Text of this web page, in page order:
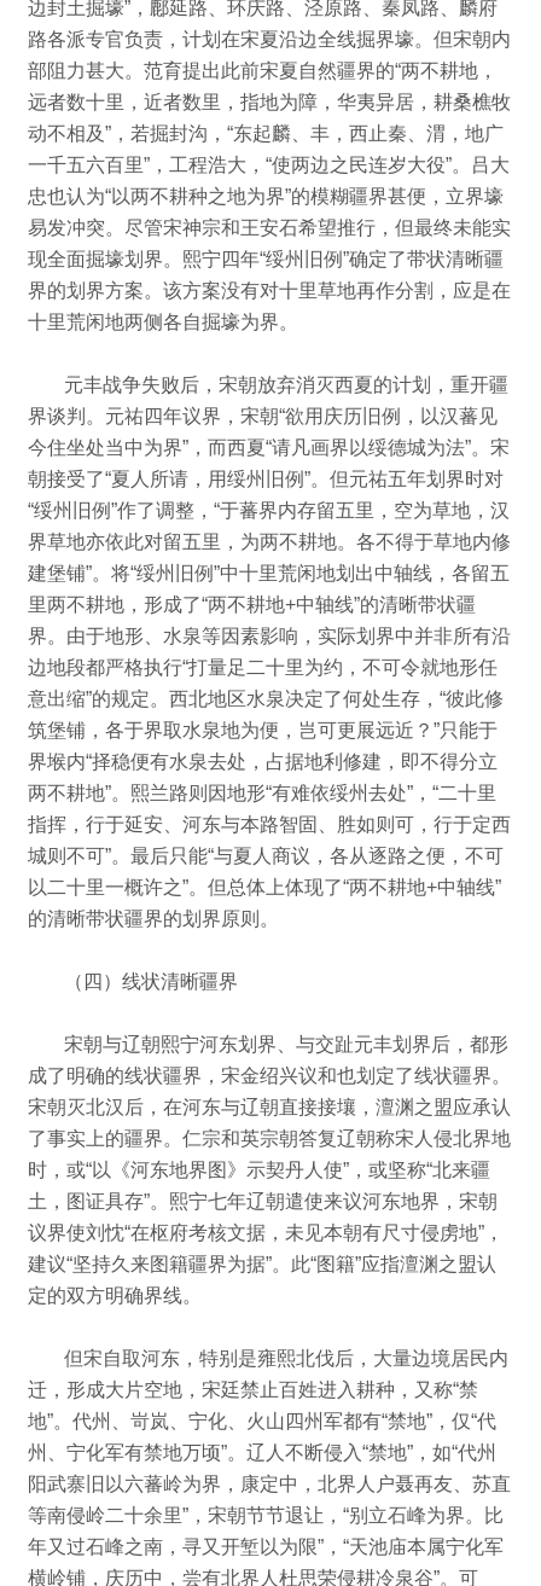
边封土掘壕”，鄜延路、环庆路、泾原路、秦凤路、麟府
路各派专官负责，计划在宋夏沿边全线掘界壕。 但宋朝内
部阻力甚大。 范育提出此前宋夏自然疆界的“两不耕地，
远者数十里，近者数里，指地为障，华夷异居，耕桑樵牧
动不相及”，若掘封沟，“东起麟、丰，西止秦、渭，地广
一千五六百里”，工程浩大，“使两边之民连岁大役”。
吕大
忠也认为“以两不耕种之地为界”的模糊疆界甚便，立界壕
易发冲突。 尽管宋神宗和王安石希望推行，但最终未能实
现全面掘壕划界。 熙宁四年“绥州旧例”确定了带状清晰疆
界的划界方案。 该方案没有对十里草地再作分割，应是在
十里荒闲地两侧各自掘壕为界。
元丰战争失败后，宋朝放弃消灭西夏的计划，重开疆
界谈判。 元祐四年议界，宋朝“欲用庆历旧例，以汉蕃见
今住坐处当中为界”， 而西夏“请凡画界以绥德城为法”。 宋
朝接受了“夏人所请，用绥州旧例”。 但元祐五年划界时对
“绥州旧例”作了调整，“于蕃界内存留五里，空为草地，汉
界草地亦依此对留五里，为两不耕地。 各不得于草地内修
建堡铺”。 将“绥州旧例”中十里荒闲地划出中轴线，各留五
里两不耕地，形成了“两不耕地+中轴线”的清晰带状疆
界。 由于地形、水泉等因素影响，实际划界中并非所有沿
边地段都严格执行“打量足二十里为约，不可令就地形任
意出缩”的规定。 西北地区水泉决定了何处生存，“彼此修
筑堡铺，各于界取水泉地为便，岂可更展远近？ ”只能于
界堠内“择稳便有水泉去处，占据地利修建，即不得分立
两不耕地”。 熙兰路则因地形“有难依绥州去处”，“二十里
指挥，行于延安、河东与本路智固、胜如则可，行于定西
城则不可”。 最后只能“与夏人商议，各从逐路之便，不可
以二十里一概许之”。 但总体上体现了“两不耕地+中轴线”
的清晰带状疆界的划界原则。
（四）线状清晰疆界
宋朝与辽朝熙宁河东划界、与交趾元丰划界后，都形
成了明确的线状疆界，宋金绍兴议和也划定了线状疆界。
宋朝灭北汉后，在河东与辽朝直接接壤，澶渊之盟应承认
了事实上的疆界。 仁宗和英宗朝答复辽朝称宋人侵北界地
时，或“以《河东地界图》示契丹人使”，或坚称“北来疆
土，图证具存”。 熙宁七年辽朝遣使来议河东地界，宋朝
议界使刘忱“在枢府考核文据，未见本朝有尺寸侵虏地”，
建议“坚持久来图籍疆界为据”。 此“图籍”应指澶渊之盟认
定的双方明确界线。
但宋自取河东，特别是雍熙北伐后，大量边境居民内
迁，形成大片空地，宋廷禁止百姓进入耕种，又称“禁
地”。 代州、岢岚、宁化、火山四州军都有“禁地”，仅“代
州、宁化军有禁地万顷”。 辽人不断侵入“禁地”，如“代州
阳武寨旧以六蕃岭为界，康定中，北界人户聂再友、苏直
等南侵岭二十余里”，宋朝节节退让，“别立石峰为界。
比
年又过石峰之南，寻又开堑以为限”，“天池庙本属宁化军
横岭铺，庆历中，尝有北界人杜思荣侵耕冷泉谷”。 可